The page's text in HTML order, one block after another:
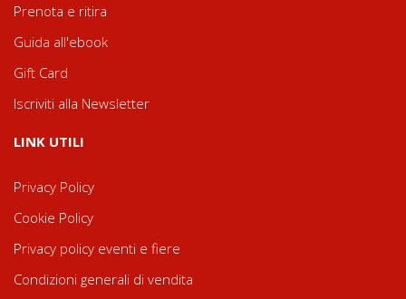
Prenota e ritira
Guida all'ebook
Gift Card
Iscriviti alla Newsletter
LINK UTILI
Privacy Policy
Cookie Policy
Privacy policy eventi e fiere
Condizioni generali di vendita